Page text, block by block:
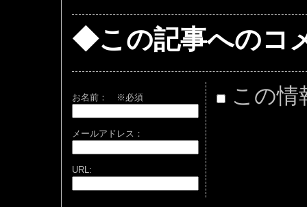
◆この記事へのコ
お名前： ※必須
メールアドレス：
URL:
この情